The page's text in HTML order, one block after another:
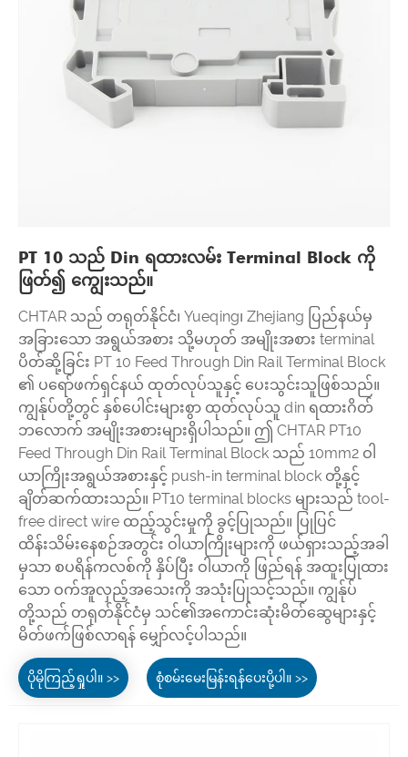
PT 10 သည် Din ရထားလမ်း Terminal Block ကို
ဖြတ်၍ ကျွေးသည်။
CHTAR သည် တရုတ်နိုင်ငံ၊ Yueqing၊ Zhejiang ပြည်နယ်မှ
အခြားသော အရွယ်အစား သို့မဟုတ် အမျိုးအစား terminal
ပိတ်ဆို့ခြင်း PT 10 Feed Through Din Rail Terminal Block
၏ ပရော်ဖက်ရှင်နယ် ထုတ်လုပ်သူနှင့် ပေးသွင်းသူဖြစ်သည်။
ကျွန်ုပ်တို့တွင် နှစ်ပေါင်းများစွာ ထုတ်လုပ်သူ din ရထားဂိတ်
ဘလောက် အမျိုးအစားများရှိပါသည်။ ဤ CHTAR PT10
Feed Through Din Rail Terminal Block သည် 10mm2 ဝါ
ယာကြိုးအရွယ်အစားနှင့် push-in terminal block တို့နှင့်
ချိတ်ဆက်ထားသည်။ PT10 terminal blocks များသည် tool-
free direct wire ထည့်သွင်းမှုကို ခွင့်ပြုသည်။ ပြုပြင်
ထိန်းသိမ်းနေစဉ်အတွင်း ဝါယာကြိုးများကို ဖယ်ရှားသည့်အခါ
မှသာ စပရိန်ကလစ်ကို နှိပ်ပြီး ဝါယာကို ဖြည်ရန် အထူးပြုထား
သော ဝက်အူလှည့်အသေးကို အသုံးပြုသင့်သည်။ ကျွန်ုပ်
တို့သည် တရုတ်နိုင်ငံမှ သင်၏အကောင်းဆုံးမိတ်ဆွေများနှင့်
မိတ်ဖက်ဖြစ်လာရန် မျှော်လင့်ပါသည်။
ပိုမိုကြည့်ရှုပါ။ >> စုံစမ်းမေးမြန်းရန်ပေးပို့ပါ။ >>